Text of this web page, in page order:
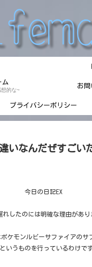
ム
的な~
お
プライバシーポリシー
いなんだぜすごい
今日の日記EX
したのには明確な理由があり
ケモンルビーサファイアのサ
いうものを行っているわけです